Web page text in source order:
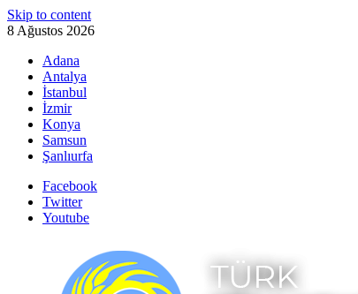
Skip to content
8 Ağustos 2026
Adana
Antalya
İstanbul
İzmir
Konya
Samsun
Şanlıurfa
Facebook
Twitter
Youtube